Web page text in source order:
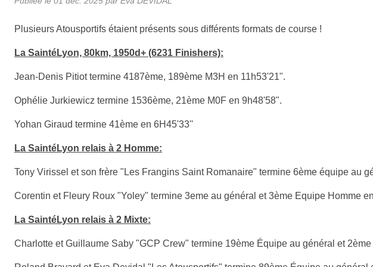
Plusieurs Atousportifs étaient présents sous différents formats de course !
La SaintéLyon, 80km, 1950d+ (6231 Finishers):
Jean-Denis Pitiot termine 4187ème, 189ème M3H en 11h53'21".
Ophélie Jurkiewicz termine 1536ème, 21ème M0F en 9h48'58".
Yohan Giraud termine 41ème en 6H45'33''
La SaintéLyon relais à 2 Homme:
Tony Virissel et son frère "Les Frangins Saint Romanaire" termine 6ème équipe au
Corentin et Fleury Roux "Yoley" termine 3eme au général et 3ème Equipe Homme
La SaintéLyon relais à 2 Mixte:
Charlotte et Guillaume Saby "GCP Crew" termine 19ème Équipe au général et